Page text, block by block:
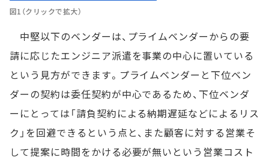
図1（クリックで拡大）
中堅以下のベンダーは、プライムベンダーからの要
請に応じたエンジニア派遣を事業の中心に置いている
という見方ができます。プライムベンダーと下位ベン
ダーの契約は委任契約が中心であるため、下位ベンダ
ーにとっては「請負契約による納期遅延などによるリス
ク」を回避できるという点と、また顧客に対する営業そ
して提案に時間をかける必要が無いという営業コスト